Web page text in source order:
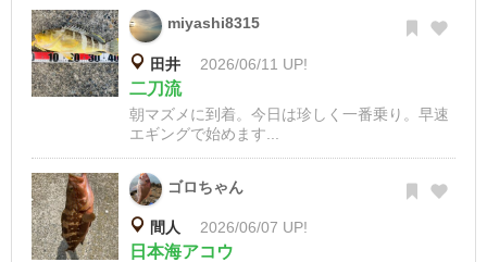
miyashi8315
田井 2026/06/11 UP!
二刀流
朝マズメに到着。今日は珍しく一番乗り。早速
エギングで始めます...
ゴロちゃん
間人 2026/06/07 UP!
日本海アコウ